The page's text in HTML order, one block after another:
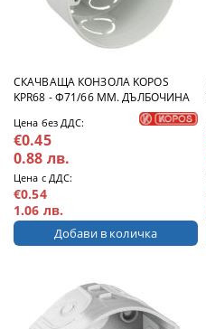
СКАЧВАЩА КОНЗОЛА KOPOS
KPR68 - Ф71/66 ММ. ДЪЛБОЧИНА
Цена без ДДС:
€0.45
0.88 лв.
Цена с ДДС:
€0.54
1.06 лв.